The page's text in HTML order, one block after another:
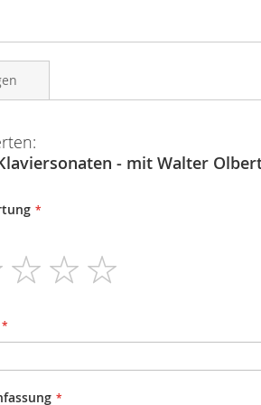
- mit Walter
2
stars
3
stars
4
stars